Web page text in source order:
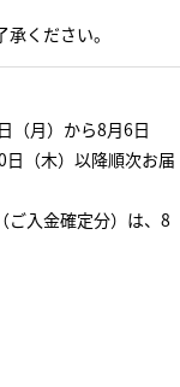
ください。
（月）から8月6日
日（木）以降順次お届
ご入金確定分）は、8